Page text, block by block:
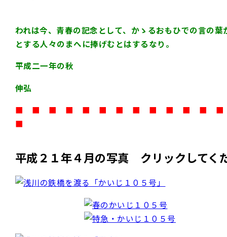
われは今、青春の記念として、かゝるおもひでの言の葉
とする人々のまへに捧げむとはするなり。
平成二一年の秋
伸弘
■
■ ■ ■ ■ ■ ■ ■ ■ ■ ■ ■ ■
■
平成２１年４月の写真 クリックしてく